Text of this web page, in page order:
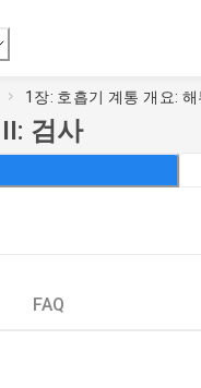
1장: 호흡기 계통 개요:
검사
FAQ